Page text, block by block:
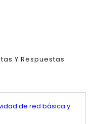
Y Respuestas
de red básica y